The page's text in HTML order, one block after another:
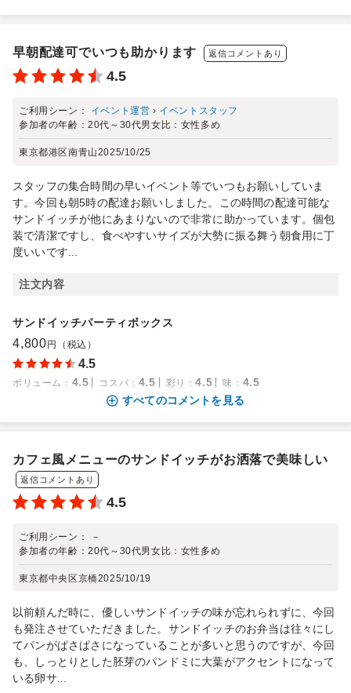
早朝配達可でいつも助かります 返信コメントあり
4.5
ご利用シーン： イベント運営 › イベントスタッフ
参加者の年齢：20代～30代男女比： 女性多め
東京都港区南青山2025/10/25
スタッフの集合時間の早いイベント等でいつもお願いしていま
す。今回も朝5時の配達お願いしました。この時間の配達可能な
サンドイッチが他にあまりないので非常に助かっています。個包
装で清潔ですし、食べやすいサイズが大勢に振る舞う朝食用に丁
度いいです...
注文内容
サンドイッチパーティボックス
4,800 円（税込）
4.5
ボリューム ： 4.5 コスパ ： 4.5 彩り ：4.5 味 ： 4.5
すべてのコメントを見る
カフェ風メニューのサンドイッチがお洒落で美味しい
返信コメントあり
4.5
ご利用シーン：
－
参加者の年齢：20代～30代男女比： 女性多め
東京都中央区京橋2025/10/19
以前頼んだ時に、優しいサンドイッチの味が忘れられずに、今回
も発注させていただきました。サンドイッチのお弁当は往々にし
てパンがぱさぱさになっていることが多いと思うのですが、今回
も、しっとりとした胚芽のパンドミに大葉がアクセントになって
いる卵サ...